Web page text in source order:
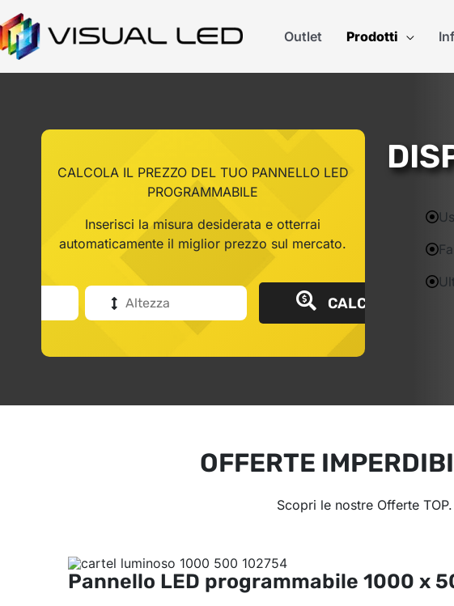
Outlet Prodotti
CALCOLA IL PREZZO DEL TUO PANNELLO LED
PROGRAMMABILE
Inserisci la misura desiderata e otterrai
automaticamente il miglior prezzo sul mercato.
CALCOLA PREZZO
OFFERTE
Scopri le nostre Offerte
Pannello LED programmabile 1000 x